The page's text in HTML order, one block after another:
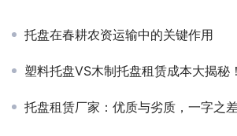
托盘在春耕农资运输中的关键作用
塑料托盘VS木制托盘租赁成本大揭秘
托盘租赁厂家：优质与劣质，一字之